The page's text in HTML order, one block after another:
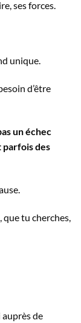
ses forces.
unique.
d’être
un échec
des
tu cherches,
de